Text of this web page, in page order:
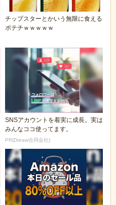
チップスターとかいう無限に食える
ポテチｗｗｗｗｗ
SNSアカウントを着実に成長。実は
みんなココ使ってます。
PR(Dreaw合同会社)